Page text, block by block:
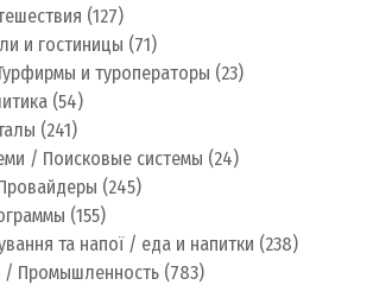
(127)
и гостиницы (71)
и туроператоры (23)
(54)
(241)
/ Поисковые системы (24)
(245)
(155)
та напої / еда и напитки (238)
/ Промышленность (783)